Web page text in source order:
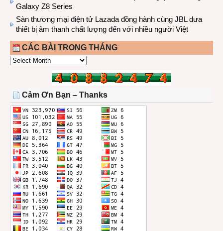
Galaxy Z8 Series
Sàn thương mại điện tử Lazada đồng hành cùng JBL dưa
thiết bị âm thanh chất lượng đến với nhiều người Việt
CÁC BÀI TRONG THÁNG
CÁC
THÁNG
Cảm Ơn Bạn – Thanks